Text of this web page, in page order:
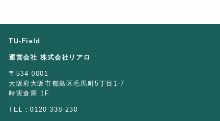
TU-Field
運営会社 株式会社リアロ
〒534-0001
大阪府大阪市都島区毛馬町5丁目1-7
時実倉庫 1F
TEL：0120-338-230